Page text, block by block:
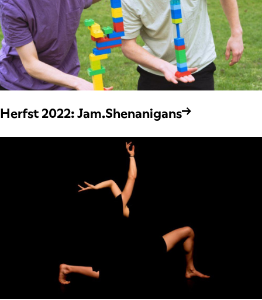
Herfst 2022: Jam.Shenanigans